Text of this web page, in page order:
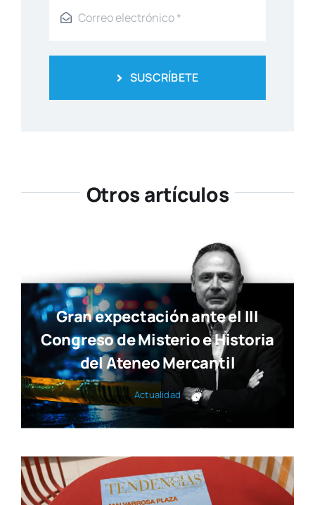
SUSCRÍBETE
Otros artículos
Gran expectación ante el III
Congreso de Misterio e Historia
del Ateneo Mercantil
Actua­li­dad